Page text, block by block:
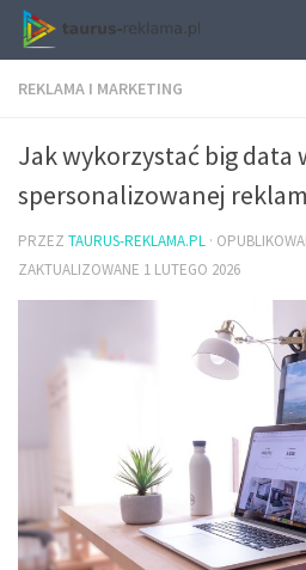
REKLAMA I MARKETING
Jak wykorzystać big data
spersonalizowanej
PRZEZ TAURUS-REKLAMA.PL ·
ZAKTUALIZOWANE 1 LUTEGO 2026